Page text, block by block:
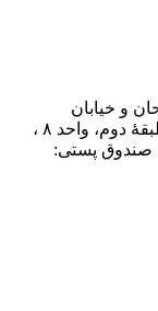
و خیابان
دانشگاه، شمارۀ ۱۱۸۲ (ساختمان فروردین)، طبقۀ دوم، واحد ۸ ،
صندوق پستی: